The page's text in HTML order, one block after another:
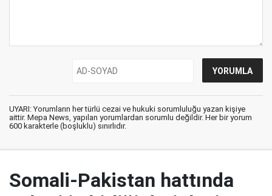
UYARI: Yorumların her türlü cezai ve hukuki sorumluluğu yazan kişiye
aittir. Mepa News, yapılan yorumlardan sorumlu değildir. Her bir yorum
600 karakterle (boşluklu) sınırlıdır.
Somali-Pakistan hattında